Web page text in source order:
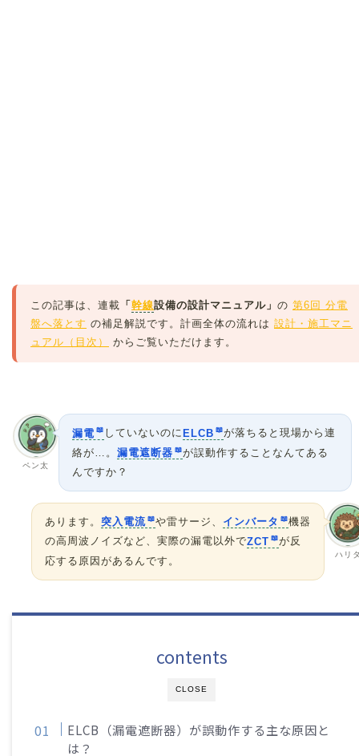
この記事は、連載 「 幹線設備の設計マニュアル」 の 第6回 分電
盤へ落とす の補足解説です。計画全体の流れは 設計・施工マニ
ュアル（目次）
からご覧いただけます。
ペン太
漏電 していないのにELCB
が落ちると現場から連
絡が…。 漏電遮断器
が誤動作することなんてある
んですか？
ハリ
あります。 突入電流 や雷サージ、 インバータ
機器
の高周波ノイズなど、実際の漏電以外でZCT
が反
応する原因があるんです。
CLOSE
contents
ELCB（漏電遮断器）が誤動作する主な原因と
は？